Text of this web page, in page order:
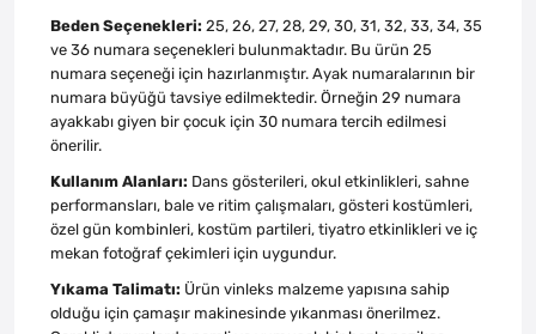
Beden Seçenekleri: 25, 26, 27, 28, 29, 30, 31, 32, 33, 34, 35
ve 36 numara seçenekleri bulunmaktadır. Bu ürün 25
numara seçeneği için hazırlanmıştır. Ayak numaralarının bir
numara büyüğü tavsiye edilmektedir. Örneğin 29 numara
ayakkabı giyen bir çocuk için 30 numara tercih edilmesi
önerilir.
Kullanım Alanları: Dans gösterileri, okul etkinlikleri, sahne
performansları, bale ve ritim çalışmaları, gösteri kostümleri,
özel gün kombinleri, kostüm partileri, tiyatro etkinlikleri ve iç
mekan fotoğraf çekimleri için uygundur.
Yıkama Talimatı: Ürün vinleks malzeme yapısına sahip
olduğu için çamaşır makinesinde yıkanması önerilmez.